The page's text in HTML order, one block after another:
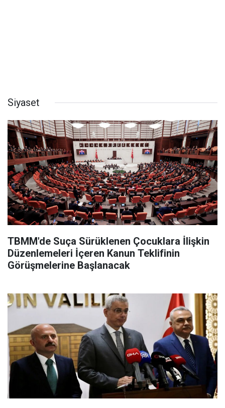
Siyaset
TBMM'de Suça Sürüklenen Çocuklara İlişkin
Düzenlemeleri İçeren Kanun Teklifinin
Görüşmelerine Başlanacak